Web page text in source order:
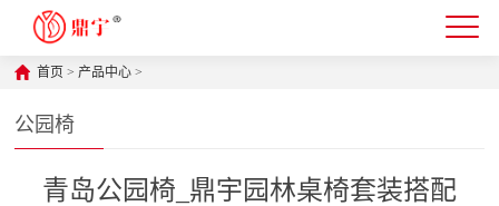
首页 >产品中心 >
公园椅
青岛公园椅_鼎宇园林桌椅套装搭配